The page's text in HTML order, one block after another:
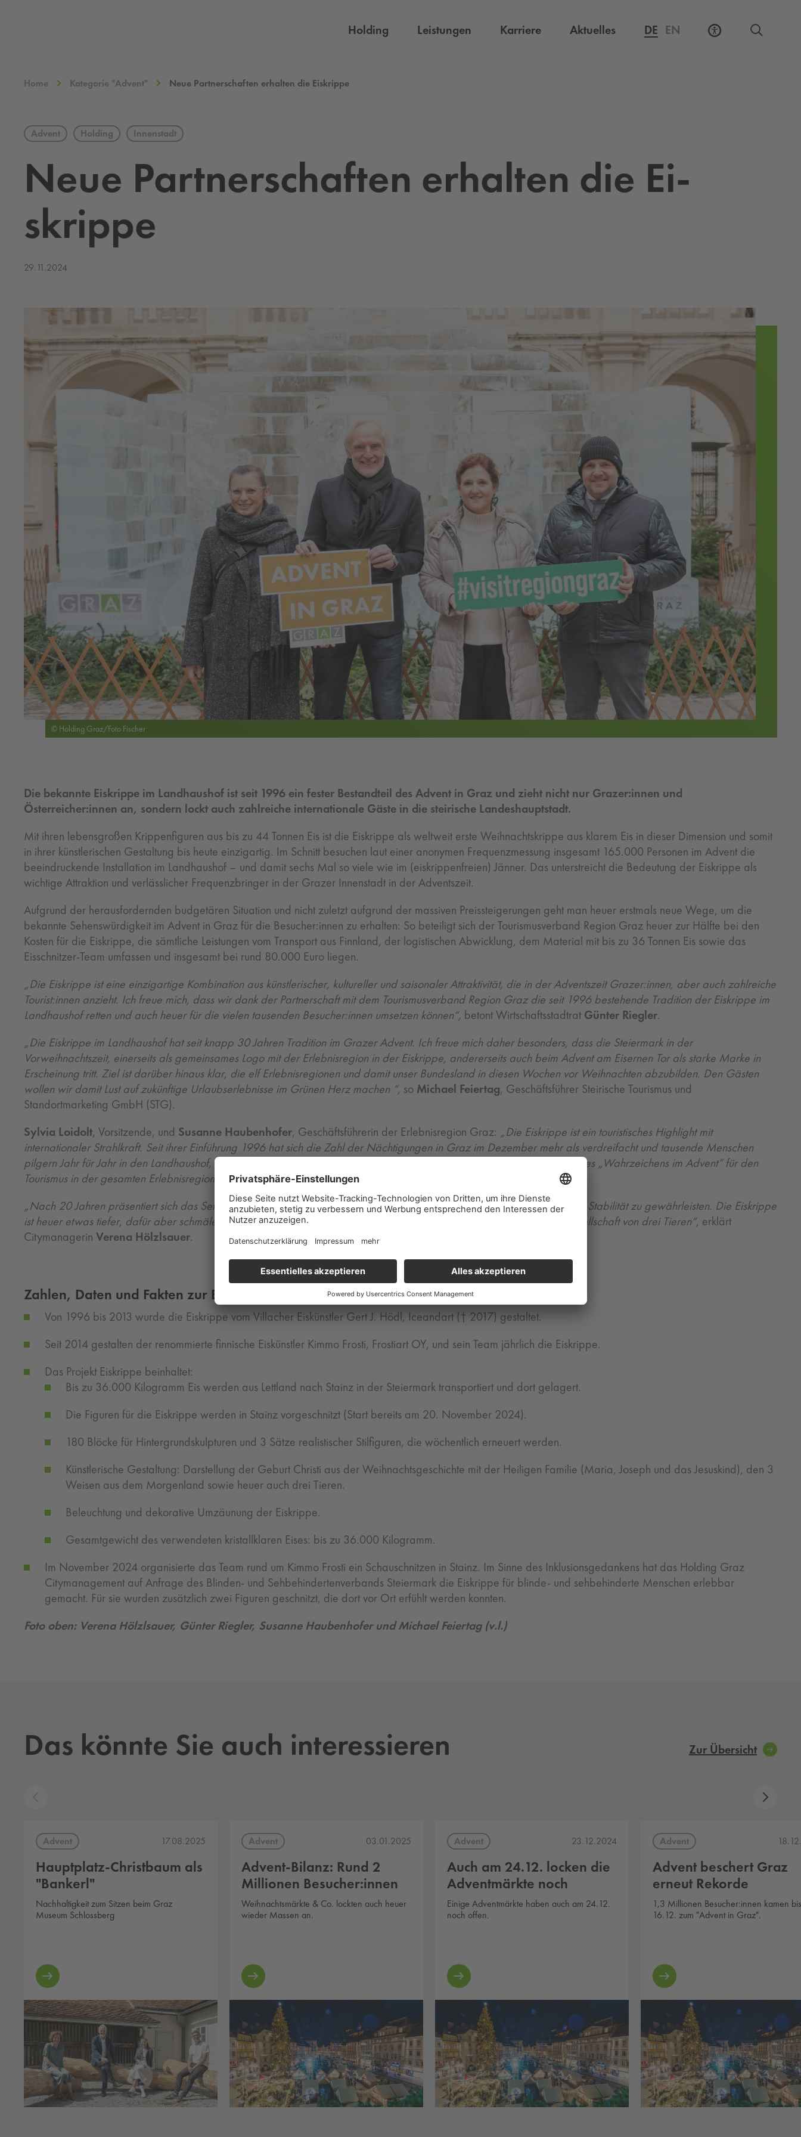
Holding Leistungen KarriereExterner Link, öffnet eine neue Registerkarte
Aktuelles DE EN
Home Kategorie "Advent" Neue Partnerschaften erhalten die Eiskrippe
Advent Holding Innenstadt
Neue Part­ner­schaf­ten er­hal­ten die Ei­
skrip­pe
29.11.2024
© Holding Graz/Foto Fischer
Die bekannte Eiskrippe im Landhaushof ist seit 1996 ein fester Bestandteil des Advent in Graz und zieht nicht nur Grazer:innen und
Österreicher:innen an, sondern lockt auch zahlreiche internationale Gäste in die steirische Landeshauptstadt.
Mit ihren lebensgroßen Krippenfiguren aus bis zu 44 Tonnen Eis ist die Eiskrippe als weltweit erste Weihnachtskrippe aus klarem Eis in dieser Dimension und somit
in ihrer künstlerischen Gestaltung bis heute einzigartig. Im Schnitt besuchen laut einer anonymen Frequenzmessung insgesamt 165.000 Personen im Advent die
beeindruckende Installation im Landhaushof – und damit sechs Mal so viele wie im (eiskrippenfreien) Jänner. Das unterstreicht die Bedeutung der Eiskrippe als
wichtige Attraktion und verlässlicher Frequenzbringer in der Grazer Innenstadt in der Adventszeit.
Aufgrund der herausfordernden budgetären Situation und nicht zuletzt aufgrund der massiven Preissteigerungen geht man heuer erstmals neue Wege, um die
bekannte Sehenswürdigkeit im Advent in Graz für die Besucher:innen zu erhalten: So beteiligt sich der Tourismusverband Region Graz heuer zur Hälfte bei den
Kosten für die Eiskrippe, die sämtliche Leistungen vom Transport aus Finnland, der logistischen Abwicklung, dem Material mit bis zu 36 Tonnen Eis sowie das
Eisschnitzer-Team umfassen und insgesamt bei rund 80.000 Euro liegen.
„Die Eiskrippe ist eine einzigartige Kombination aus künstlerischer, kultureller und saisonaler Attraktivität, die in der Adventszeit Grazer:innen, aber auch zahlreiche
Tourist:innen anzieht. Ich freue mich, dass wir dank der Partnerschaft mit dem Tourismusverband Region Graz die seit 1996 bestehende Tradition der Eiskrippe im
Landhaushof retten und auch heuer für die vielen tausenden Besucher:innen umsetzen können“, betont Wirtschaftsstadtrat Günter Riegler.
„Die Eiskrippe im Landhaushof hat seit knapp 30 Jahren Tradition im Grazer Advent. Ich freue mich daher besonders, dass die Steiermark in der
Vorweihnachtszeit, einerseits als gemeinsames Logo mit der Erlebnisregion in der Eiskrippe, andererseits auch beim Advent am Eisernen Tor als starke Marke in
Erscheinung tritt. Ziel ist darüber hinaus klar, die elf Erlebnisregionen und damit unser Bundesland in diesen Wochen vor Weihnachten abzubilden. Den Gästen
wollen wir damit Lust auf zukünftige Urlaubserlebnisse im Grünen Herz machen “, so Michael Feiertag, Geschäftsführer Steirische Tourismus und
Standortmarketing GmbH (STG).
Sylvia Loidolt, Vorsitzende, und Susanne Haubenhofer, Geschäftsführerin der Erlebnisregion Graz: „Die Eiskrippe ist ein touristisches Highlight mit
internationaler Strahlkraft. Seit ihrer Einführung 1996 hat sich die Zahl der Nächtigungen in Graz im Dezember mehr als verdreifacht und tausende Menschen
pilgern Jahr für Jahr in den Landhaushof, um die Eiskrippe zu sehen. Dies unterstreicht die Bedeutung und Attraktivität dieses „Wahrzeichens im Advent“ für den
Tourismus in der gesamten Erlebnisregion Graz.“
„Nach 20 Jahren präsentiert sich das Setting der Eiskrippe heuer neu. Die Rückwand aus Eis wird zusätzlich verstärkt, um Stabilität zu gewährleisten. Die Eiskrippe
ist heuer etwas tiefer, dafür aber schmäler. Maria, Josef und das Jesuskind sowie die drei Weisen bekommen heuer Gesellschaft von drei Tieren“, erklärt
Citymanagerin Verena Hölzlsauer.
Zahlen, Daten und Fakten zur Eiskrippe:
Von 1996 bis 2013 wurde die Eiskrippe vom Villacher Eiskünstler Gert J. Hödl, Iceandart († 2017) gestaltet.
Seit 2014 gestalten der renommierte finnische Eiskünstler Kimmo Frosti, Frostiart OY, und sein Team jährlich die Eiskrippe.
Das Projekt Eiskrippe beinhaltet:
Bis zu 36.000 Kilogramm Eis werden aus Lettland nach Stainz in der Steiermark transportiert und dort gelagert.
Die Figuren für die Eiskrippe werden in Stainz vorgeschnitzt (Start bereits am 20. November 2024).
180 Blöcke für Hintergrundskulpturen und 3 Sätze realistischer Stilfiguren, die wöchentlich erneuert werden.
Künstlerische Gestaltung: Darstellung der Geburt Christi aus der Weihnachtsgeschichte mit der Heiligen Familie (Maria, Joseph und das Jesuskind), den 3
Weisen aus dem Morgenland sowie heuer auch drei Tieren.
Beleuchtung und dekorative Umzäunung der Eiskrippe.
Gesamtgewicht des verwendeten kristallklaren Eises: bis zu 36.000 Kilogramm.
Im November 2024 organisierte das Team rund um Kimmo Frosti ein Schauschnitzen in Stainz. Im Sinne des Inklusionsgedankens hat das Holding Graz
Citymanagement auf Anfrage des Blinden- und Sehbehindertenverbands Steiermark die Eiskrippe für blinde- und sehbehinderte Menschen erlebbar
gemacht. Für sie wurden zusätzlich zwei Figuren geschnitzt, die dort vor Ort erfühlt werden konnten.
Foto oben: Verena Hölzlsauer, Günter Riegler, Susanne Haubenhofer und Michael Feiertag (v.l.)
Das könnte Sie auch interessieren Zur Übersicht
Advent 17.08.2025
Hauptplatz-Christbaum als
"Bankerl"
Nachhaltigkeit zum Sitzen beim Graz
Museum Schlossberg
Advent 03.01.2025
Advent-Bilanz: Rund 2
Millionen Besucher:innen
Weihnachtsmärkte & Co. lockten auch heuer
wieder Massen an.
Advent 23.12.2024
Auch am 24.12. locken die
Adventmärkte noch
Einige Adventmärkte haben auch am 24.12.
noch offen.
Advent
Advent beschert Graz
erneut Rekorde
1,3 Millionen Besucher:innen kamen
16.12. zum "Advent in Graz".